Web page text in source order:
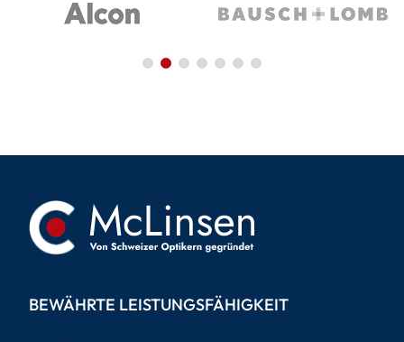
BEWÄHRTE LEISTUNGSFÄHIGKEIT